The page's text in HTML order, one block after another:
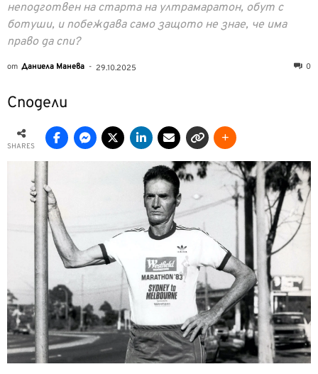
неподготвен на старта на ултрамаратон, обут с
ботуши, и побеждава само защото не знае, че има
право да спи?
от Даниела Манева - 29.10.2025 0
Сподели
SHARES